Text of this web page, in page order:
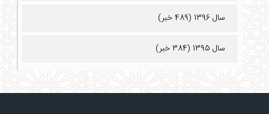
سال 1396 (489 خبر)
سال 1395 (384 خبر)